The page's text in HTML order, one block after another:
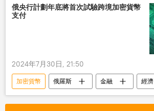
俄央行計劃年底將首次試驗跨境加密貨幣
支付
2024年7月30日, 21:50
加密貨幣 俄羅斯 金融 經濟